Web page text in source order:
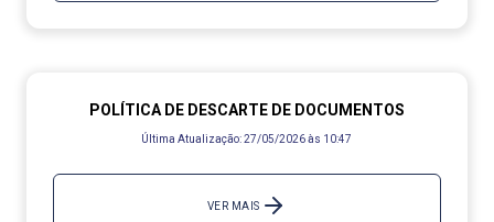
POLÍTICA DE DESCARTE DE DOCUMENTOS
Última Atualização: 27/05/2026 às 10:47
VER MAIS